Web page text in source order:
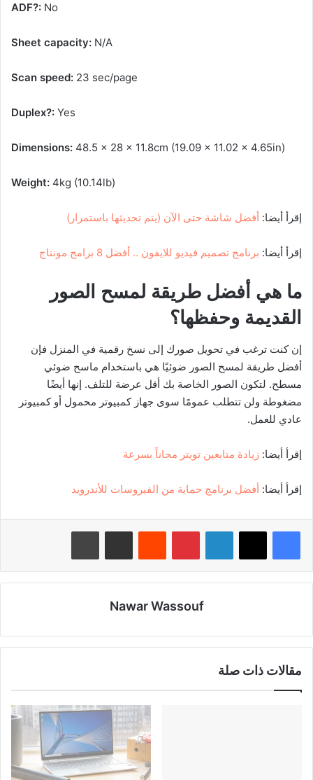
ADF?: No
Sheet capacity: N/A
Scan speed: 23 sec/page
Duplex?: Yes
Dimensions: 48.5 x 28 x 11.8cm (19.09 x 11.02 x 4.65in)
Weight: 4kg (10.14lb)
إقرأ أيضا: أفضل شاشة حتى الآن (يتم تحديثها باستمرار)
إقرأ أيضا: برنامج تصميم فيديو للايفون .. أفضل 8 برامج مونتاج
ما هي أفضل طريقة لمسح الصور
القديمة وحفظها؟
إن كنت ترغب في تحويل صورك إلى نسخ رقمية في المنزل فإن
أفضل طريقة لمسح الصور ضوئيًا هي باستخدام ماسح ضوئي
مسطح. لتكون الصور الخاصة بك أقل عرضة للتلف. إنها أيضًا
مضغوطة ولن تتطلب عمومًا سوى جهاز كمبيوتر محمول أو كمبيوتر
عادي للعمل.
إقرأ أيضا: زيادة متابعين تويتر مجاناً بسرعة
إقرأ أيضا: أفضل برنامج حماية من الفيروسات للأندرويد
لينكدإن بينتيريست
Nawar Wassouf
مقالات ذات صلة